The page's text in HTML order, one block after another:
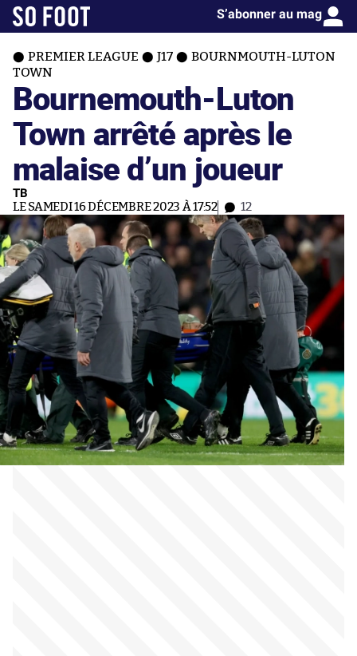
S’abonner au mag
PREMIER LEAGUE J17
BOURNMOUTH-LUTON
TOWN
Bournemouth-Luton
Town arrêté après le
malaise d’un joueur
TB
LE SAMEDI 16 DÉCEMBRE 2023 À 17:52 12